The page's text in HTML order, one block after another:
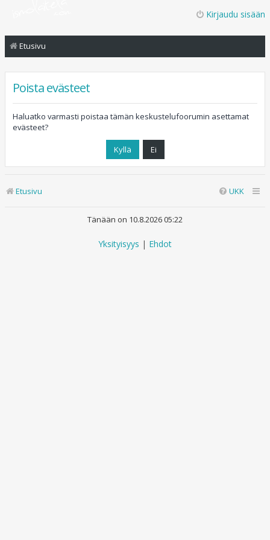
Kirjaudu sisään
Etusivu
Poista evästeet
Haluatko varmasti poistaa tämän keskustelufoorumin asettamat
evästeet?
Etusivu UKK
Tänään on 10.8.2026 05:22
Yksityisyys | Ehdot